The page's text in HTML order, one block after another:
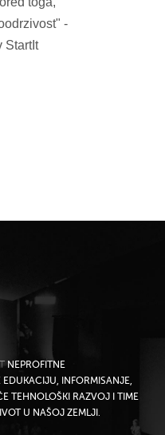
-
StartIt
NEPROFITNE
EDUKACIJU, INFORMISANJE,
TEHNOLOŠKI RAZVOJ I TIME
U NAŠOJ ZEMLJI.